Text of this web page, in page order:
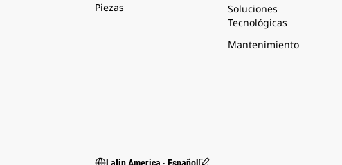
Piezas
Soluciones
Tecnológicas
Mantenimiento